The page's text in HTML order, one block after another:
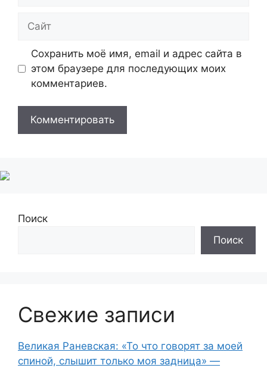
Сохранить моё имя, email и адрес сайта в
этом браузере для последующих моих
комментариев.
Поиск
Поиск
Свежие записи
Великая Раневская: «То что говорят за моей
спиной, слышит только моя задница» —